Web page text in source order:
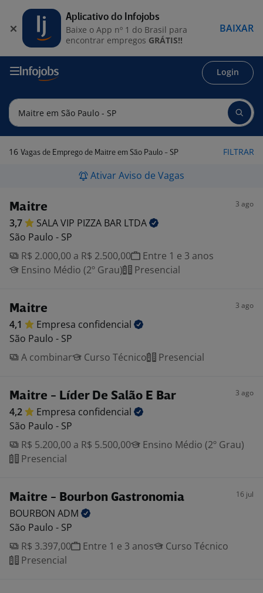
Login
16 Vagas de Emprego de Maitre em São Paulo - SP FILTRAR
Ativar Aviso de Vagas
Maitre 3 ago
3,7 SALA VIP PIZZA BAR LTDA
São Paulo - SP
R$ 2.000,00 a R$ 2.500,00
Entre 1 e 3 anos
Ensino Médio (2º Grau)
Presencial
Maitre 3 ago
4,1 Empresa confidencial
São Paulo - SP
A combinar
Curso Técnico Presencial
Maitre - Líder De Salão E Bar 3 ago
4,2 Empresa confidencial
São Paulo - SP
R$ 5.200,00 a R$ 5.500,00
Ensino Médio (2º Grau)
Presencial
Maitre - Bourbon Gastronomia 16 jul
BOURBON ADM
São Paulo - SP
R$ 3.397,00
Entre 1 e 3 anos
Curso Técnico
Presencial
Aplicativo do Infojobs
Baixe o App nº 1 do Brasil para
encontrar empregos GRÁTIS!!
BAIXAR